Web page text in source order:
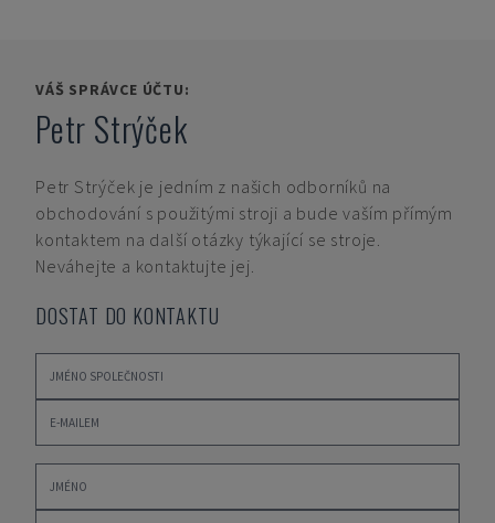
VÁŠ SPRÁVCE ÚČTU:
Petr Strýček
Petr Strýček je jedním z našich odborníků na
obchodování s použitými stroji a bude vaším přímým
kontaktem na další otázky týkající se stroje.
Neváhejte a kontaktujte jej.
DOSTAT DO KONTAKTU